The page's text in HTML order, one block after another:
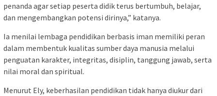
penanda agar setiap peserta didik terus bertumbuh, belajar,
dan mengembangkan potensi dirinya,” katanya.
Ia menilai lembaga pendidikan berbasis iman memiliki peran
dalam membentuk kualitas sumber daya manusia melalui
penguatan karakter, integritas, disiplin, tanggung jawab, serta
nilai moral dan spiritual.
Menurut Ely, keberhasilan pendidikan tidak hanya diukur dari